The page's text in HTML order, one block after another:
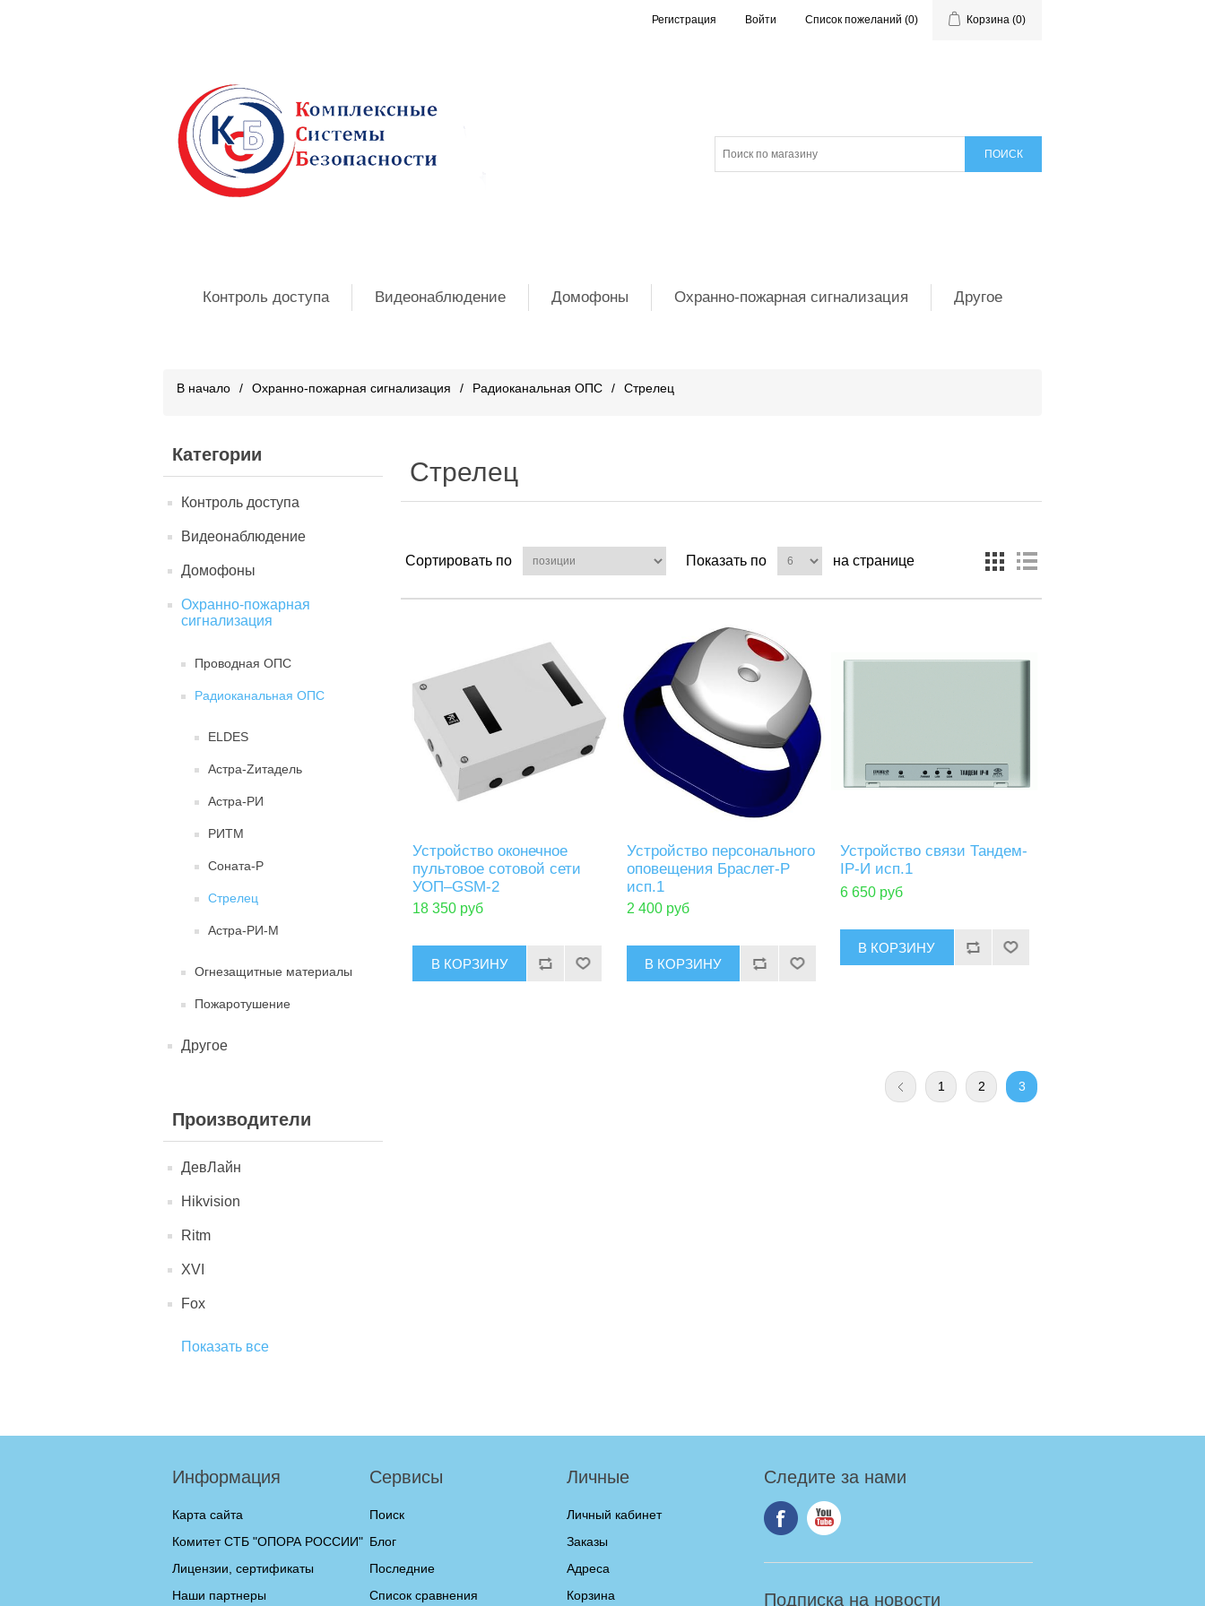
Регистрация Войти Список пожеланий (0) Корзина (0)
Контроль доступа Видеонаблюдение Домофоны Охранно-пожарная сигнализация Другое
В начало / Охранно-пожарная сигнализация / Радиоканальная ОПС / Стрелец
Категории
Контроль доступа
Видеонаблюдение
Домофоны
Охранно-пожарная
сигнализация
Проводная ОПС
Радиоканальная ОПС
ELDES
Астра-Zитадель
Астра-РИ
РИТМ
Соната-Р
Стрелец
Астра-РИ-М
Огнезащитные материалы
Пожаротушение
Другое
Производители
ДевЛайн
Hikvision
Ritm
XVI
Fox
Показать все
Стрелец
Сортировать по Показать по на странице
Устройство оконечное
пультовое сотовой сети
УОП–GSM-2
18 350 руб
Устройство персонального
оповещения Браслет-Р
исп.1
2 400 руб
Устройство связи Тандем-
IP-И исп.1
6 650 руб
1 2 3
Информация
Карта сайта
Комитет СТБ "ОПОРА РОССИИ"
Лицензии, сертификаты
Наши партнеры
Сервисы
Поиск
Блог
Последние
Список сравнения
Личные
Личный кабинет
Заказы
Адреса
Корзина
Следите за нами
Подписка на новости